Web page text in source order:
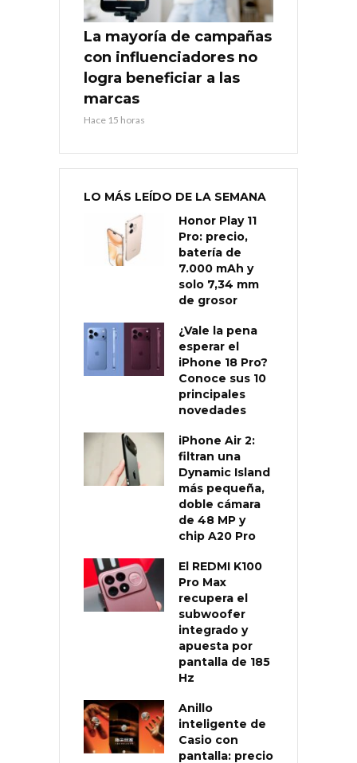
La mayoría de campañas
con influenciadores no
logra beneficiar a las
marcas
Hace 15 horas
LO MÁS LEÍDO DE LA SEMANA
Honor Play 11
Pro: precio,
batería de
7.000 mAh y
solo 7,34 mm
de grosor
¿Vale la pena
esperar el
iPhone 18 Pro?
Conoce sus 10
principales
novedades
iPhone Air 2:
filtran una
Dynamic Island
más pequeña,
doble cámara
de 48 MP y
chip A20 Pro
El REDMI K100
Pro Max
recupera el
subwoofer
integrado y
apuesta por
pantalla de 185
Hz
Anillo
inteligente de
Casio con
pantalla: precio